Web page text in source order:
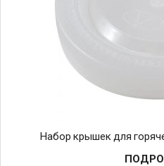
Набор крышек для